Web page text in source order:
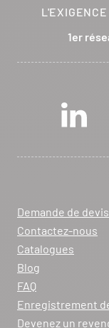
1er
Demande de devis
Contactez-nous
Catalogues
Blog
FAQ
Enregistrement
Devenez un